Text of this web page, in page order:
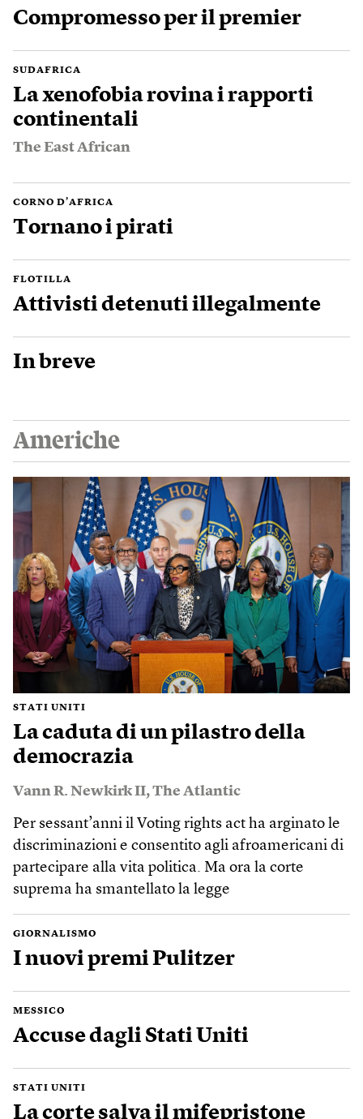
Compromesso per il premier
SUDAFRICA
La xenofobia rovina i rapporti
continentali
The East African
CORNO D’AFRICA
Tornano i pirati
FLOTILLA
Attivisti detenuti illegalmente
In breve
Americhe
STATI UNITI
La caduta di un pilastro della
democrazia
Vann R. Newkirk II,The Atlantic
Per sessant’anni il Voting rights act ha arginato le
discriminazioni e consentito agli afroamericani di
partecipare alla vita politica. Ma ora la corte
suprema ha smantellato la legge
GIORNALISMO
I nuovi premi Pulitzer
MESSICO
Accuse dagli Stati Uniti
STATI UNITI
La corte salva il mifepristone